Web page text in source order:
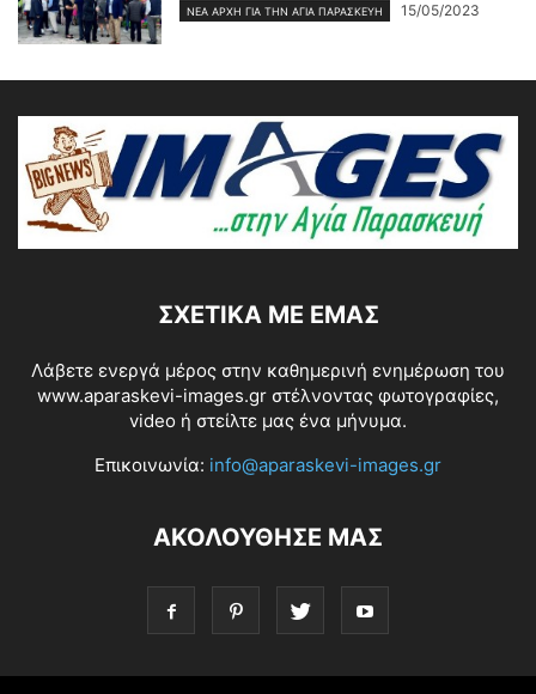
ΝΈΑ ΑΡΧΉ ΓΙΑ ΤΗΝ ΑΓΊΑ ΠΑΡΑΣΚΕΥΉ 15/05/2023
ΣΧΕΤΙΚΆ ΜΕ ΕΜΆΣ
Λάβετε ενεργά μέρος στην καθημερινή ενημέρωση του
www.aparaskevi-images.gr στέλνοντας φωτογραφίες,
video ή στείλτε μας ένα μήνυμα.
Επικοινωνία: info@aparaskevi-images.gr
ΑΚΟΛΟΥΘΗΣΕ ΜΑΣ